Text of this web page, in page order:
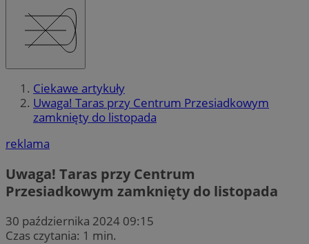
Ciekawe artykuły
Uwaga! Taras przy Centrum Przesiadkowym
zamknięty do listopada
reklama
Uwaga! Taras przy Centrum
Przesiadkowym zamknięty do listopada
30 października 2024 09:15
Czas czytania: 1 min.